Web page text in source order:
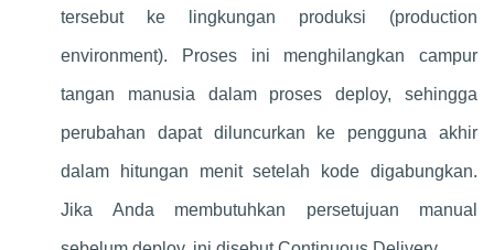
tersebut ke lingkungan produksi (production
environment). Proses ini menghilangkan campur
tangan manusia dalam proses deploy, sehingga
perubahan dapat diluncurkan ke pengguna akhir
dalam hitungan menit setelah kode digabungkan.
Jika Anda membutuhkan persetujuan manual